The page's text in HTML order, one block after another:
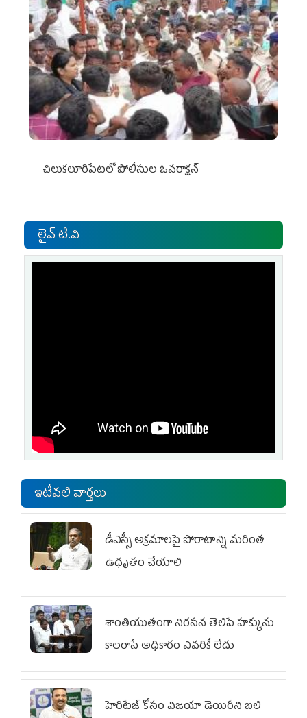
చిలుక‌లూరిపేట‌లో పోలీసుల ఓవ‌రాక్ష‌న్‌
లైవ్ టి.వి
ఇటీవలి వార్తలు
డీఎస్సీ అక్రమాలపై పోరాటాన్ని మరింత
ఉధృతం చేయాలి
శాంతియుతంగా నిరసన తెలిపే హక్కును
కాలరాసే అధికారం ఎవరికీ లేదు
హెరిటేజ్ కోసం విజయా డెయిరీని బలి